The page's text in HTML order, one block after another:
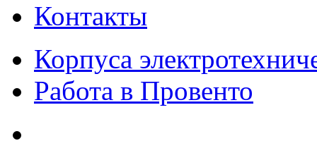
Контакты
Корпуса
Работа в Провенто